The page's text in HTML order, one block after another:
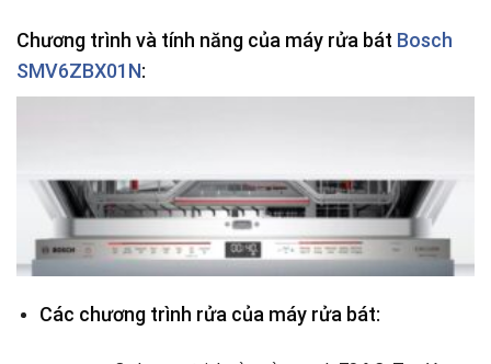
Chương trình và tính năng của máy rửa bát Bosch
SMV6ZBX01N:
Các chương trình rửa của máy rửa bát: